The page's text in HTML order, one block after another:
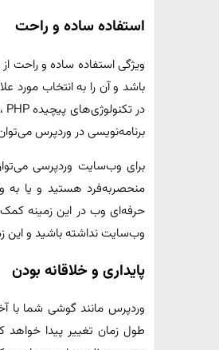
استفاده ساده و راحت
ویژگی استفاده ساده و راحت از
باشد و آن را به انتخاب مورد
برنامه‌نویسی در وردپرس
برای وب‌سایت وردپرسی
منحصربه‌فرد هستید و یا به
حرفه‌ای وب در این زمینه کمک
وب‌سایت نداشته باشید و این
پایداری و خلاقانه بودن
وردپرس مانند گوشی شما با
طول زمان تغییر پیدا خواهد